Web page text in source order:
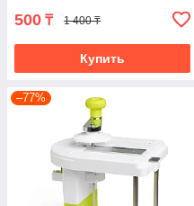
500 ₸ 1 400 ₸
Купить
–77%